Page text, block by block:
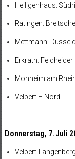
Heiligenhaus:
Ratingen:
Mettmann:
Erkrath:
Monheim am
Velbert – Nord
Donnerstag, 7. Juli
Velbert-